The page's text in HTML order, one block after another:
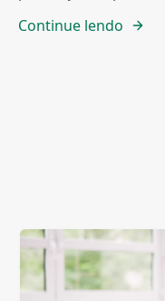
Continue lendo